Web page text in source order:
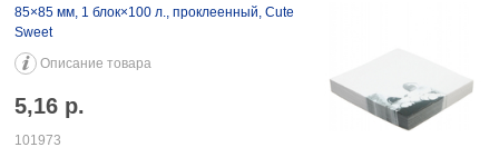
85×85 мм, 1 блок×100 л., проклеенный, Cute
Sweet
Описание товара
5,16 р.
101973